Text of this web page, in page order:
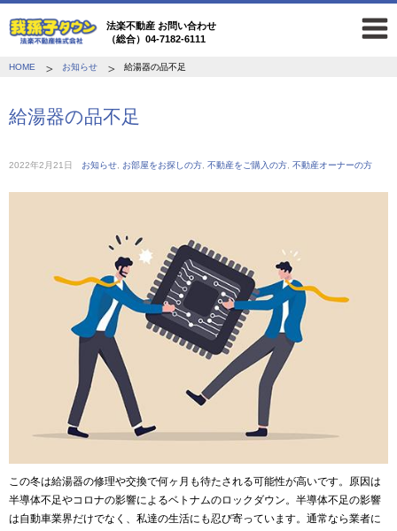
法楽不動産 お問い合わせ
（総合）04-7182-6111
HOME お知らせ 給湯器の品不足
給湯器の品不足
2022年2月21日 お知らせ お部屋をお探しの方 不動産をご購入の方 不動産オーナーの方
この冬は給湯器の修理や交換で何ヶ月も待たされる可能性が高いです。原因は
半導体不足やコロナの影響によるベトナムのロックダウン。半導体不足の影響
は自動車業界だけでなく、私達の生活にも忍び寄っています。通常なら業者に